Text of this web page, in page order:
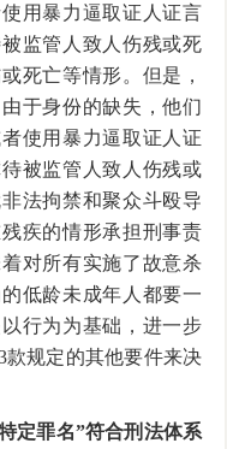
用暴力逼取证人证言
监管人致人伤残或死
死亡等情形。但是，
于身份的缺失，他们
使用暴力逼取证人证
被监管人致人伤残或
法拘禁和聚众斗殴导
疾的情形承担刑事责
对所有实施了故意杀
低龄未成年人都要一
行为为基础，进一步
款规定的其他要件来决
定罪名”符合刑法体系